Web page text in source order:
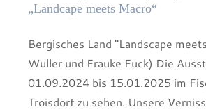
„Landcape meets Macro“
Bergisches Land "Landscape
Wuller und Frauke Fuck) Die
01.09.2024 bis 15.01.2025 im
Troisdorf zu sehen. Unsere